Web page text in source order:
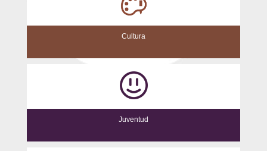
Cultura
Juventud